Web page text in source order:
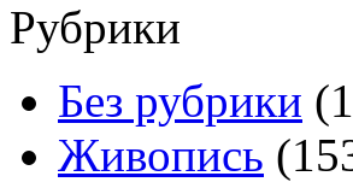
Рубрики
Без рубрики
Живопись